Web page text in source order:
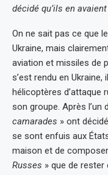
décidé qu’ils en
On ne sait pas ce que
Ukraine, mais
aviation et missiles de
s’est rendu en
hélicoptères d’attaque
son groupe. Après l’un
camarades » ont
se sont enfuis aux
maison et de
Russes » que de rester